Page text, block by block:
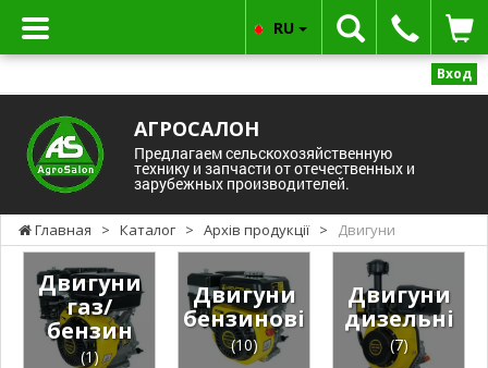
Вход
АГРОСАЛОН
Предлагаем сельскохозяйственную
технику и запчасти от отечественных и
зарубежных производителей.
RU
Главная > Каталог > Архів продукції > Двигуни
Двигуни
газ/
бензин
(1)
Двигуни
бензинові
(10)
Двигуни
дизельні
(7)